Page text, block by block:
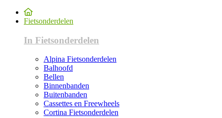
Fietsonderdelen
In Fietsonderdelen
Alpina Fietsonderdelen
Balhoofd
Bellen
Binnenbanden
Buitenbanden
Cassettes en Freewheels
Cortina Fietsonderdelen